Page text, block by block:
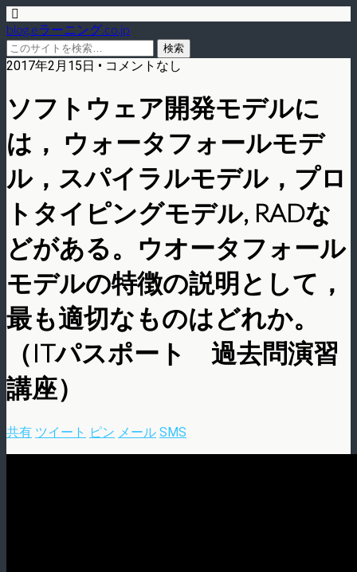
blog.eラーニング.co.jp
2017年2月15日 • コメントなし
ソフトウェア開発モデルに
は， ウォータフォールモデ
ル，スパイラルモデル，プロ
トタイピングモデル, RADな
どがある。ウオータフォール
モデルの特徴の説明として，
最も適切なものはどれか。
（ITパスポート 過去問演習
講座）
共有 ツイート ピン メール SMS